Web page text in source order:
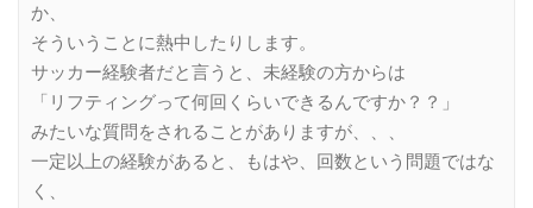
か、
そういうことに熱中したりします。
サッカー経験者だと言うと、未経験の方からは
「リフティングって何回くらいできるんですか？？」
みたいな質問をされることがありますが、、、
一定以上の経験があると、もはや、回数という問題ではな
く、